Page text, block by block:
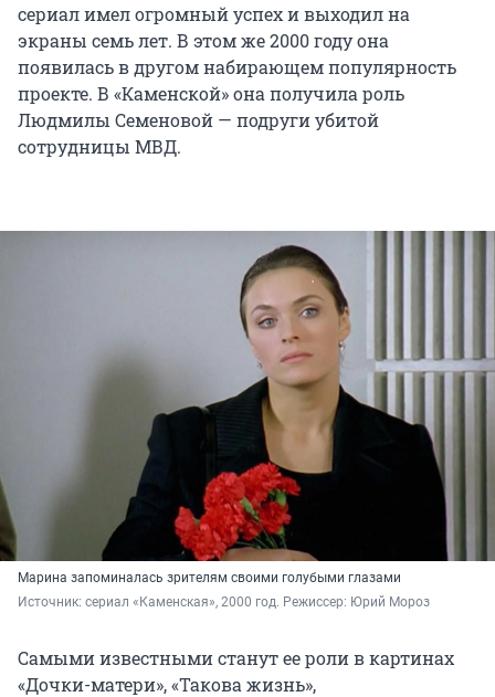
сериал имел огромный успех и выходил на
экраны семь лет. В этом же 2000 году она
появилась в другом набирающем популярность
проекте. В «Каменской» она получила роль
Людмилы Семеновой — подруги убитой
сотрудницы МВД.
Марина запоминалась зрителям своими голубыми глазами
Источник: сериал «Каменская», 2000 год. Режиссер: Юрий Мороз
Самыми известными станут ее роли в картинах
«Дочки-матери», «Такова жизнь»,